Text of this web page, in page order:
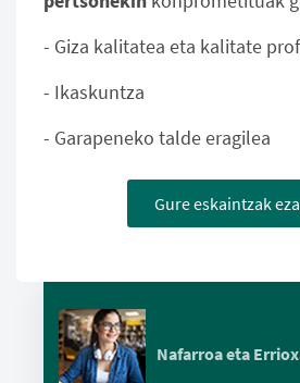
- Giza kalitatea eta kalitate
- Ikaskuntza
- Garapeneko talde eragilea
Gure eskaintzak
Nafarroa eta